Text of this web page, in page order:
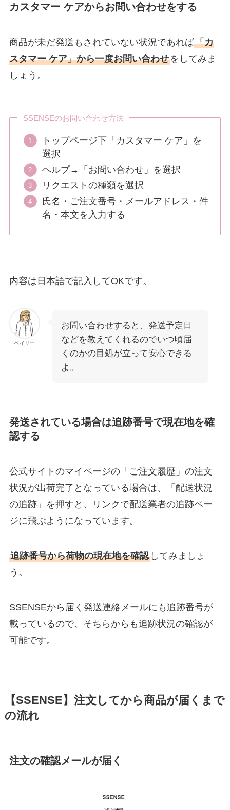
カスタマー ケアからお問い合わせをする
商品が未だ発送もされていない状況であれば「カ
スタマー ケア」から一度お問い合わせをしてみま
しょう。
SSENSEのお問い合わせ方法
トップページ下「カスタマー ケア」を
選択
ヘルプ→「お問い合わせ」を選択
リクエストの種類を選択
氏名・ご注文番号・メールアドレス・件
名・本文を入力する
内容は日本語で記入してOKです。
ベイリー
お問い合わせすると、発送予定日
などを教えてくれるのでいつ頃届
くのかの目処が立って安心できる
よ。
発送されている場合は追跡番号で現在地を確
認する
公式サイトのマイページの「ご注文履歴」の注文
状況が出荷完了となっている場合は、「配送状況
の追跡」を押すと、リンクで配送業者の追跡ペー
ジに飛ぶようになっています。
追跡番号から荷物の現在地を確認してみましょ
う。
SSENSEから届く発送連絡メールにも追跡番号が
載っているので、そちらからも追跡状況の確認が
可能です。
【SSENSE】注文してから商品が届くまで
の流れ
注文の確認メールが届く